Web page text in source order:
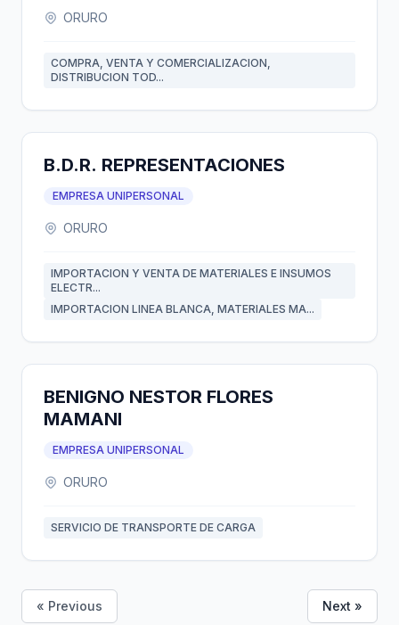
ORURO
COMPRA, VENTA Y COMERCIALIZACION,
DISTRIBUCION TOD...
B.D.R. REPRESENTACIONES
EMPRESA UNIPERSONAL
ORURO
IMPORTACION Y VENTA DE MATERIALES E INSUMOS
ELECTR...
IMPORTACION LINEA BLANCA, MATERIALES MA...
BENIGNO NESTOR FLORES
MAMANI
EMPRESA UNIPERSONAL
ORURO
SERVICIO DE TRANSPORTE DE CARGA
« Previous Next »